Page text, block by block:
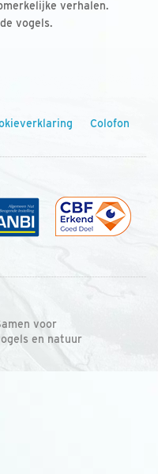
verhalen.
vogels.
Colofon
voor
en natuur